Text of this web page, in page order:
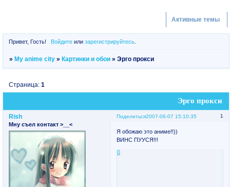
Активные темы
Привет, Гость! Войдитеили зарегистрируйтесь.
»My anime city »Картинки и обои »Эрго прокси
Эрго прокси
Страница:1
Поделиться 1
2007-06-07 15:10:35
Rish
Мну съел контакт >__<
Я обожаю это аниме!!))
ВИНС ПУУСЯ!!!
0